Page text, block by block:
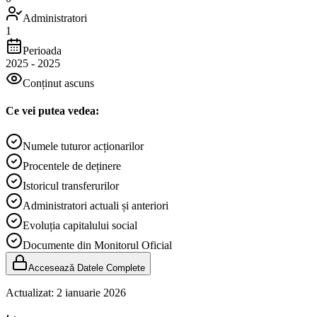
Administratori
1
Perioada
2025 - 2025
Conținut ascuns
Ce vei putea vedea:
Numele tuturor acționarilor
Procentele de deținere
Istoricul transferurilor
Administratori actuali și anteriori
Evoluția capitalului social
Documente din Monitorul Oficial
Accesează Datele Complete
Actualizat: 2 ianuarie 2026